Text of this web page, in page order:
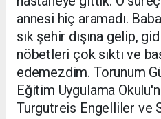
annesi hiç aramadı.
sık şehir dışına gelip,
nöbetleri çok sıktı ve
edemezdim. Torunum
Eğitim Uygulama
Turgutreis Engelliler ve